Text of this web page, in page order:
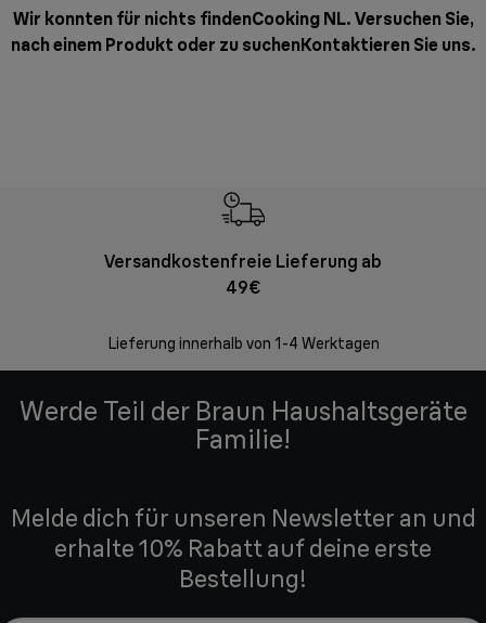
Wir konnten für nichts findenCooking NL. Versuchen Sie,
nach einem Produkt oder zu suchenKontaktieren Sie uns.
Versandkostenfreie Lieferung ab
49€
Lieferung innerhalb von 1-4 Werktagen
Werde Teil der Braun Haushaltsgeräte
Familie!
Melde dich für unseren Newsletter an und
erhalte 10% Rabatt auf deine erste
Bestellung!